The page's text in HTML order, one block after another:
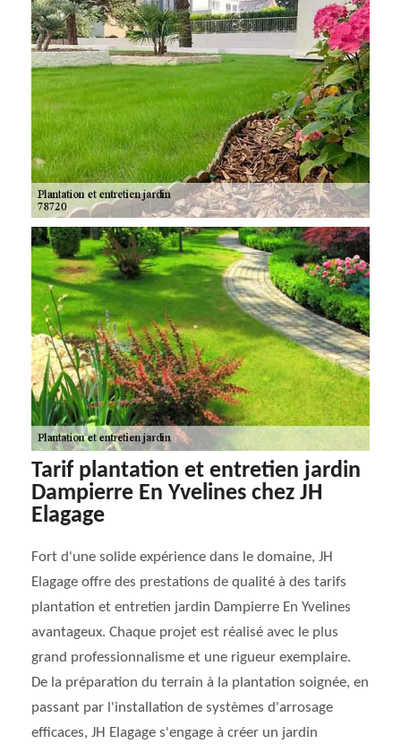
Tarif plantation et entretien jardin
Dampierre En Yvelines chez JH
Elagage
Fort d'une solide expérience dans le domaine, JH
Elagage offre des prestations de qualité à des tarifs
plantation et entretien jardin Dampierre En Yvelines
avantageux. Chaque projet est réalisé avec le plus
grand professionnalisme et une rigueur exemplaire.
De la préparation du terrain à la plantation soignée, en
passant par l'installation de systèmes d'arrosage
efficaces, JH Elagage s'engage à créer un jardin